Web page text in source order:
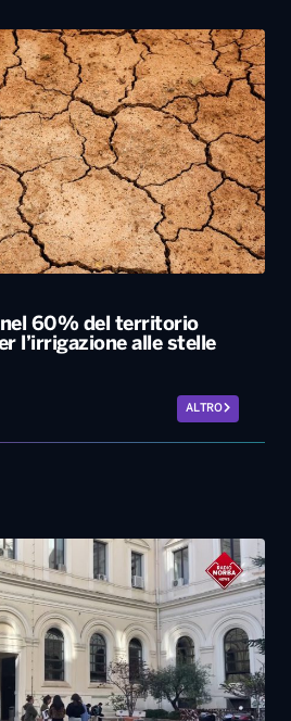
60% del territorio
l’irrigazione alle stelle
ALTRO
circa 400 milioni di
pugliesi